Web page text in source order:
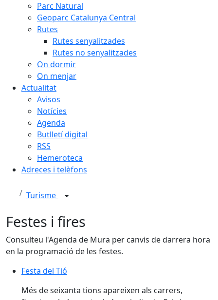
Parc Natural
Geoparc Catalunya Central
Rutes
Rutes senyalitzades
Rutes no senyalitzades
On dormir
On menjar
Actualitat
Avisos
Notícies
Agenda
Butlletí digital
RSS
Hemeroteca
Adreces i telèfons
Turisme
Festes i fires
Consulteu l'Agenda de Mura per canvis de darrera hora
en la programació de les festes.
Festa del Tió
Festa del Tió
Més de seixanta tions apareixen als carrers,